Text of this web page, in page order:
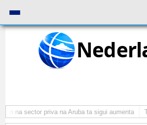
na sector priva na Aruba ta sigui aumenta